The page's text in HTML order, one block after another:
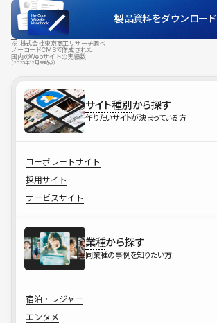
製品資料をダウンロード
※ 株式会社東京商工リサーチ調べ
ノーコードCMSで作成された
国内のWebサイトの実績数
（2025年12月末時点）
サイト種別から探す
作りたいサイトが決まっている方
コーポレートサイト
採用サイト
サービスサイト
業種から探す
同業種の事例を知りたい方
宿泊・レジャー
エンタメ